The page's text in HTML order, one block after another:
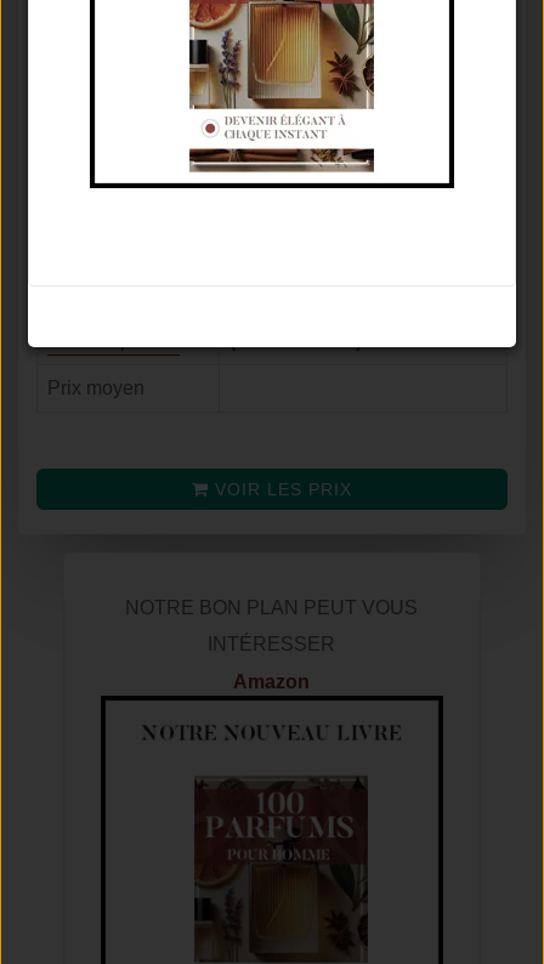
CHANEL
Eau De Cologne
Famille olfactive Hespéridé Aromatique
Prix moyen
VOIR LES PRIX
NOTRE BON PLAN PEUT VOUS
INTÉRESSER
Amazon